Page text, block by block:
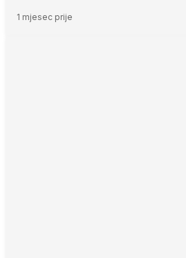
1 mjesec prije